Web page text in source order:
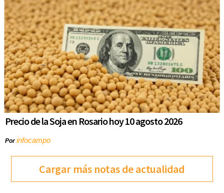
Precio de la Soja en Rosario hoy 10 agosto 2026
Porinfocampo
Cargar más notas de actualidad